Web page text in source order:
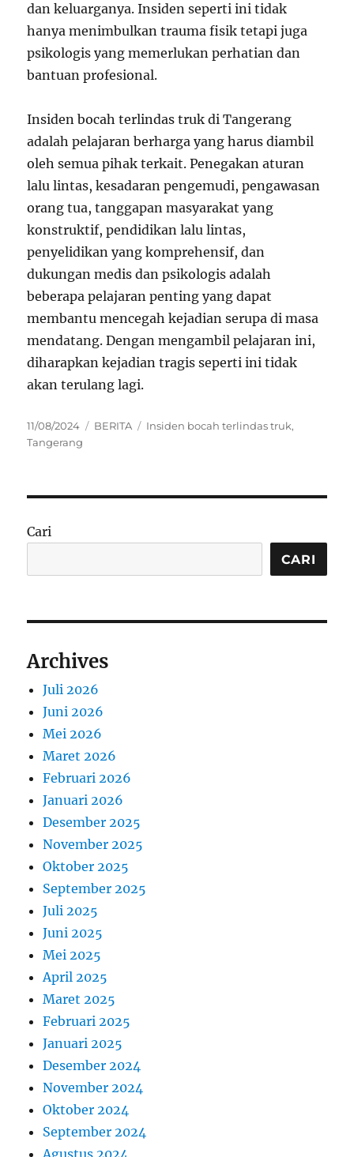
dan keluarganya. Insiden seperti ini tidak
hanya menimbulkan trauma fisik tetapi juga
psikologis yang memerlukan perhatian dan
bantuan profesional.
Insiden bocah terlindas truk di Tangerang
adalah pelajaran berharga yang harus diambil
oleh semua pihak terkait. Penegakan aturan
lalu lintas, kesadaran pengemudi, pengawasan
orang tua, tanggapan masyarakat yang
konstruktif, pendidikan lalu lintas,
penyelidikan yang komprehensif, dan
dukungan medis dan psikologis adalah
beberapa pelajaran penting yang dapat
membantu mencegah kejadian serupa di masa
mendatang. Dengan mengambil pelajaran ini,
diharapkan kejadian tragis seperti ini tidak
akan terulang lagi.
Posted
on
11/08/2024 Categories
BERITA Tags
Insiden bocah terlindas truk,
Tangerang
Cari
CARI
Archives
Juli 2026
Juni 2026
Mei 2026
Maret 2026
Februari 2026
Januari 2026
Desember 2025
November 2025
Oktober 2025
September 2025
Juli 2025
Juni 2025
Mei 2025
April 2025
Maret 2025
Februari 2025
Januari 2025
Desember 2024
November 2024
Oktober 2024
September 2024